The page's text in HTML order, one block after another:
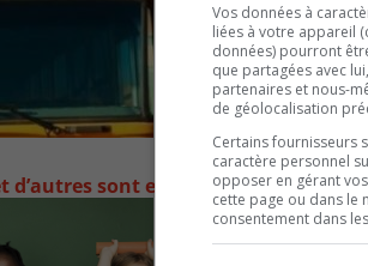
d’autres sont encore immobiles
Vos données à
liées à votre appareil
données) pourront
que partagées avec
partenaires et nous-
de géolocalisation
Certains fournisseurs
caractère personnel
opposer en gérant
cette page ou dans le
consentement dans